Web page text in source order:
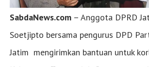
SabdaNews.com – Anggota DPRD
Soetjipto bersama pengurus DPD
Jatim mengirimkan bantuan untuk